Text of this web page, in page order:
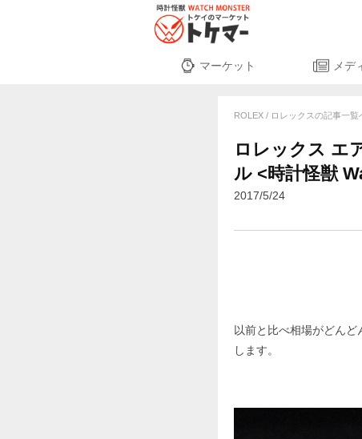
マーケット メデ
ROLEX / ロレックスの記事一覧
ロレックス エ
ル <時計怪獣
2017/5/24
以前と比べ相場がどん
します。